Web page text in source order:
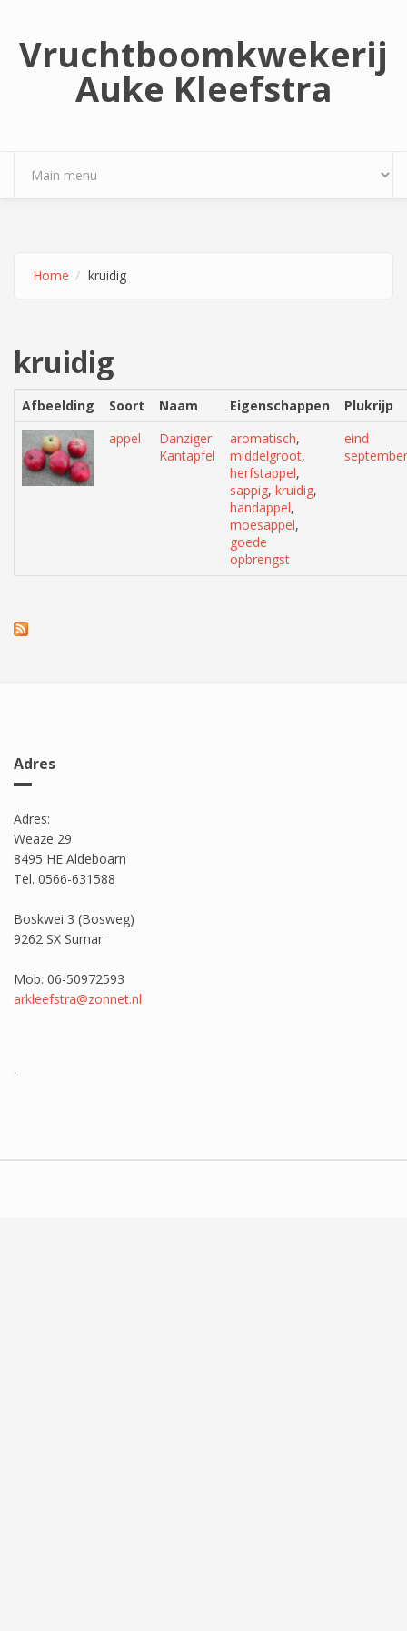
Vruchtboomkwekerij
Auke Kleefstra
Home kruidig
kruidig
Afbeelding Soort Naam Eigenschappen
Plukrijp
appel
Danziger
Kantapfel
aromatisch,
middelgroot,
herfstappel,
sappig, kruidig,
handappel,
moesappel,
goede
opbrengst
eind
september
Adres
Adres:
Weaze 29
8495 HE Aldeboarn
Tel. 0566-631588
Boskwei 3 (Bosweg)
9262 SX Sumar
Mob. 06-50972593
arkleefstra@zonnet.nl
.